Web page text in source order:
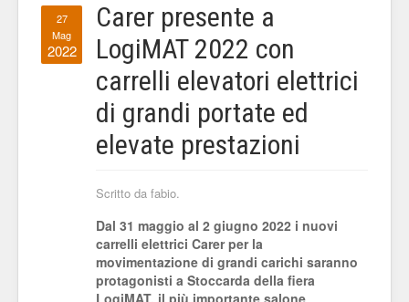
27
Mag
2022
Carer presente a
LogiMAT 2022 con
carrelli elevatori elettrici
di grandi portate ed
elevate prestazioni
Scritto da fabio.
Dal 31 maggio al 2 giugno 2022 i nuovi
carrelli elettrici Carer per la
movimentazione di grandi carichi saranno
protagonisti a Stoccarda della fiera
LogiMAT, il più importante salone